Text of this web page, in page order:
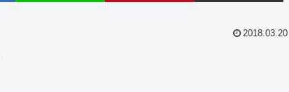
2018.03.20